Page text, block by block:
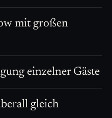
mit großen
einzelner Gäste
gleich